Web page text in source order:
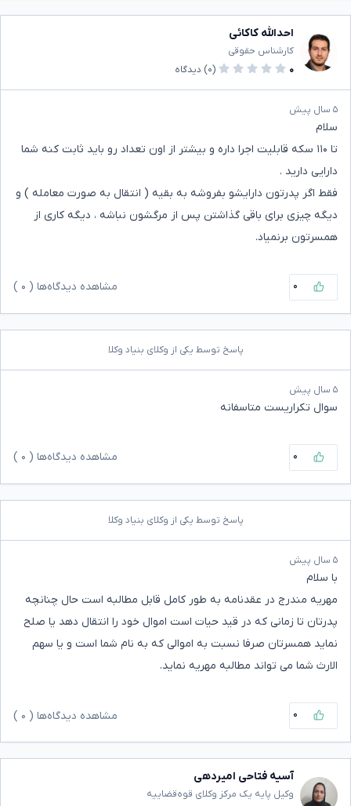
احدالله کاکائی
کارشناس حقوقی
۰
(۰) دیدگاه
۵ سال پیش
سلام
تا ۱۱۰ سکه قابلیت اجرا داره و بیشتر از اون تعداد رو باید ثابت کنه شما
دارایی دارید .
فقط اگر پدرتون دارایشو بفروشه به بقیه ( انتقال به صورت معامله ) و
دیگه چیزی برای باقی گذاشتن پس از مرگشون نباشه ، دیگه کاری از
همسرتون برنمیاد.
۰ مشاهده دیدگاه‌ها ( ۰
پاسخ توسط یکی از وکلای بنیاد وکلا
۵ سال پیش
سوال تکراریست متاسفانه
۰ مشاهده دیدگاه‌ها ( ۰
پاسخ توسط یکی از وکلای بنیاد وکلا
۵ سال پیش
با سلام
مهریه مندرج در عقدنامه به طور کامل قابل مطالبه است حال چنانچه
پدرتان تا زمانی که در قید حیات است اموال خود را انتقال دهد یا صلح
نماید همسرتان صرفا نسبت به اموالی که به نام شما است و یا سهم
الارث شما می تواند مطالبه مهریه نماید.
۰ مشاهده دیدگاه‌ها ( ۰
آسیه فتاحی امیردهی
وکیل پایه یک مرکز وکلای قوه‌قضاییه